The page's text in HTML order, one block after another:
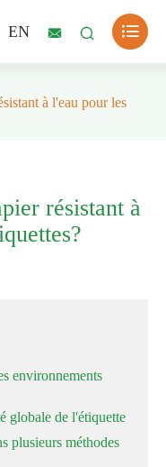
EN   
à l'eau pour les
résistant à
environnements
globale de l'étiquette
plusieurs méthodes